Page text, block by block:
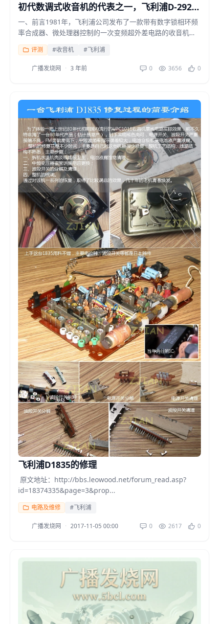
初代数调式收音机的代表之一，飞利浦D-2924
收音机详情报告
一、前言1981年，飞利浦公司发布了一款带有数字锁相环频
率合成器、微处理器控制的一次变频超外差电路的收音机，
也就是本文的主角D-2924。这款新品收音机被看作飞...
评测 #收音机 #飞利浦
广播发烧网 · 3 年前 0 3656 0
飞利浦D1835的修理
原文地址：http://bbs.leowood.net/forum_read.asp?
id=18374335&page=3&prop...
电路及维修 #飞利浦
广播发烧网 · 2017-11-05 00:00 0 2617 0